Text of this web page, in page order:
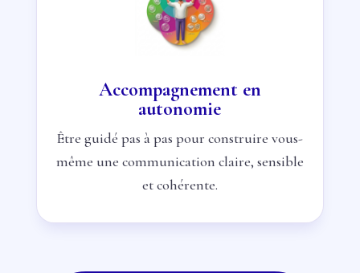
Accompagnement en
autonomie
Être guidé pas à pas pour construire vous-
même une communication claire, sensible
et cohérente.